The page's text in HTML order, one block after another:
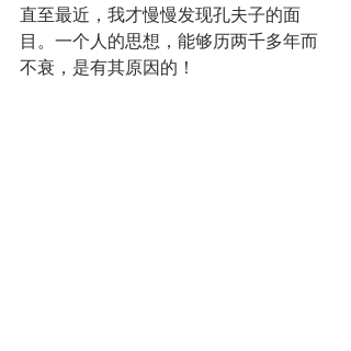
直至最近，我才慢慢发现孔夫子的面
目。一个人的思想，能够历两千多年而
不衰，是有其原因的！